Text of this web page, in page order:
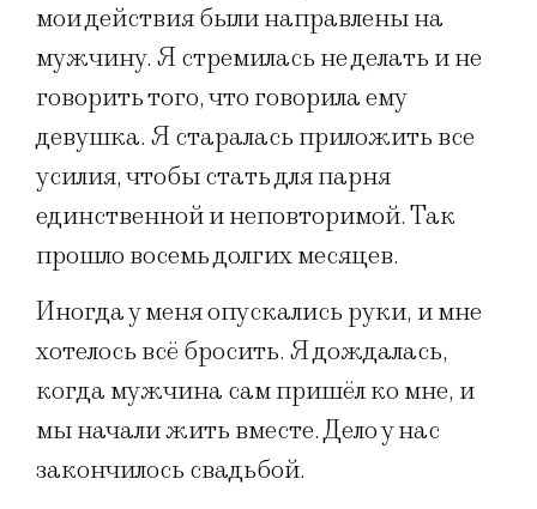
мои действия были направлены на
мужчину. Я стремилась не делать и не
говорить того, что говорила ему
девушка. Я старалась приложить все
усилия, чтобы стать для парня
единственной и неповторимой. Так
прошло восемь долгих месяцев.
Иногда у меня опускались руки, и мне
хотелось всё бросить. Я дождалась,
когда мужчина сам пришёл ко мне, и
мы начали жить вместе. Дело у нас
закончилось свадьбой.